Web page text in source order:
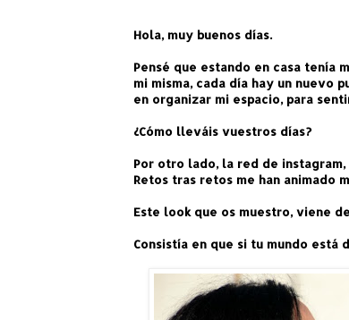
Hola, muy buenos días.
Pensé que estando en casa tenía
mi misma, cada día hay un
en organizar mi espacio, para
¿Cómo lleváis vuestros días?
Por otro lado, la red de
Retos tras retos me han animado
Este look que os muestro, viene
Consistía en que si tu mundo